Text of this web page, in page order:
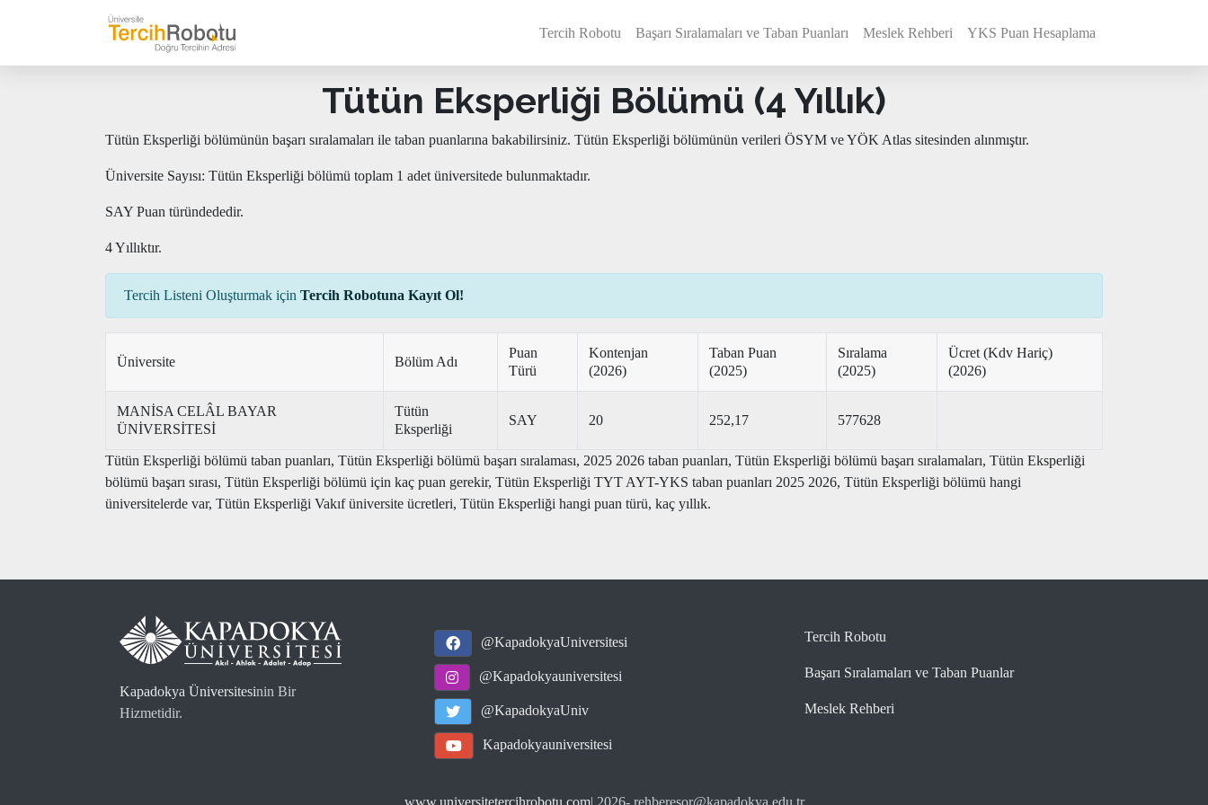
Tercih Robotu Başarı Sıralamaları ve Taban Puanları Meslek Rehberi YKS Puan Hesaplama
Tütün Eksperliği Bölümü (4 Yıllık)
Tütün Eksperliği bölümünün başarı sıralamaları ile taban puanlarına bakabilirsiniz. Tütün Eksperliği bölümünün verileri ÖSYM ve YÖK Atlas sitesinden alınmıştır.
Üniversite Sayısı: Tütün Eksperliği bölümü toplam 1 adet üniversitede bulunmaktadır.
SAY Puan türündededir.
4 Yıllıktır.
Tercih Listeni Oluşturmak için Tercih Robotuna Kayıt Ol!
Üniversite Bölüm Adı
Puan
Türü
Kontenjan
(2026)
Taban Puan
(2025)
Sıralama
(2025)
Ücret (Kdv Hariç)
(2026)
MANİSA CELÂL BAYAR
ÜNİVERSİTESİ
Tütün
Eksperliği
SAY 20 252,17 577628
Tütün Eksperliği bölümü taban puanları, Tütün Eksperliği bölümü başarı sıralaması, 2025 2026 taban puanları, Tütün Eksperliği bölümü başarı sıralamaları, Tütün Eksperliği
bölümü başarı sırası, Tütün Eksperliği bölümü için kaç puan gerekir, Tütün Eksperliği TYT AYT-YKS taban puanları 2025 2026, Tütün Eksperliği bölümü hangi
üniversitelerde var, Tütün Eksperliği Vakıf üniversite ücretleri, Tütün Eksperliği hangi puan türü, kaç yıllık.
Kapadokya Üniversitesinin Bir
Hizmetidir.
@KapadokyaUniversitesi
@Kapadokyauniversitesi
@KapadokyaUniv
Kapadokyauniversitesi
Tercih Robotu
Başarı Sıralamaları ve Taban Puanlar
Meslek Rehberi
www.universitetercihrobotu.com| 2026- rehberesor@kapadokya.edu.tr